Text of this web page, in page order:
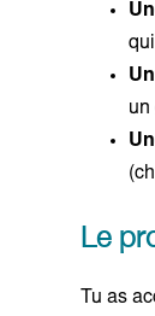
un
Le
Tu as